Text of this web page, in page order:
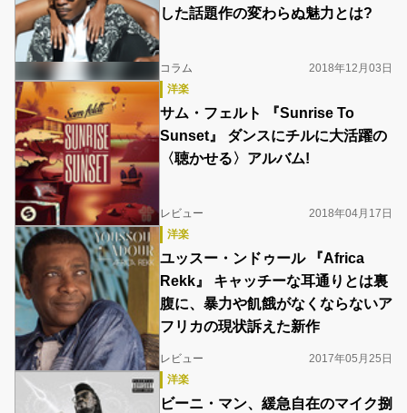
した話題作の変わらぬ魅力とは?
コラム
2018年12月03日
洋楽
サム・フェルト 『Sunrise To
Sunset』 ダンスにチルに大活躍の
〈聴かせる〉アルバム!
レビュー
2018年04月17日
洋楽
ユッスー・ンドゥール 『Africa
Rekk』 キャッチーな耳通りとは裏
腹に、暴力や飢餓がなくならないア
フリカの現状訴えた新作
レビュー
2017年05月25日
洋楽
ビーニ・マン、緩急自在のマイク捌